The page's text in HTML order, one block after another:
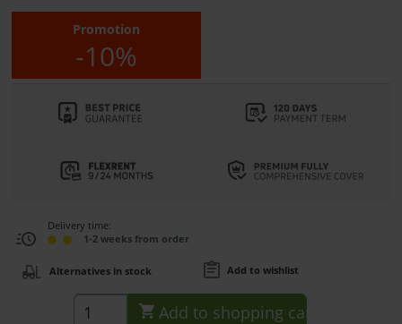
Promotion
-10%
Delivery time:
1-2 weeks from order
Alternatives in stock Add to wishlist
Add to shopping cart